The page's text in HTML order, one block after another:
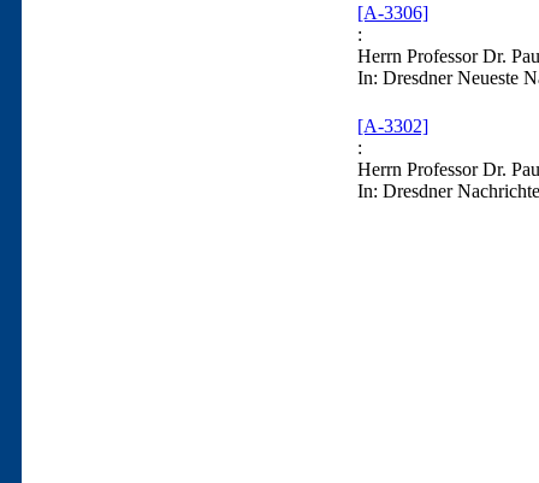
[A-3306]
:
Herrn Professor Dr.
In: Dresdner Neueste
[A-3302]
:
Herrn Professor Dr.
In: Dresdner